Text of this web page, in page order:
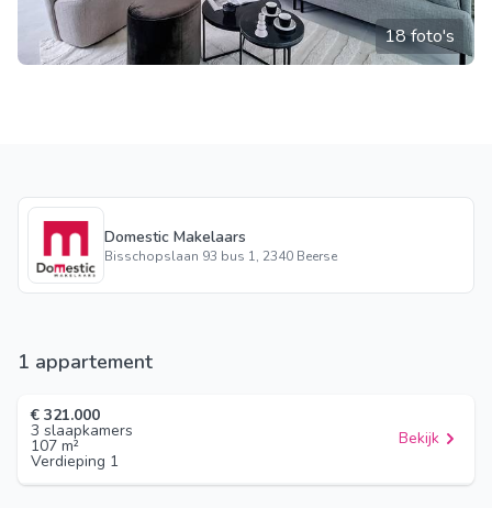
18 foto's
Domestic Makelaars
Bisschopslaan 93 bus 1, 2340 Beerse
1 appartement
€ 321.000
3 slaapkamers
107 m²
Verdieping 1
Bekijk